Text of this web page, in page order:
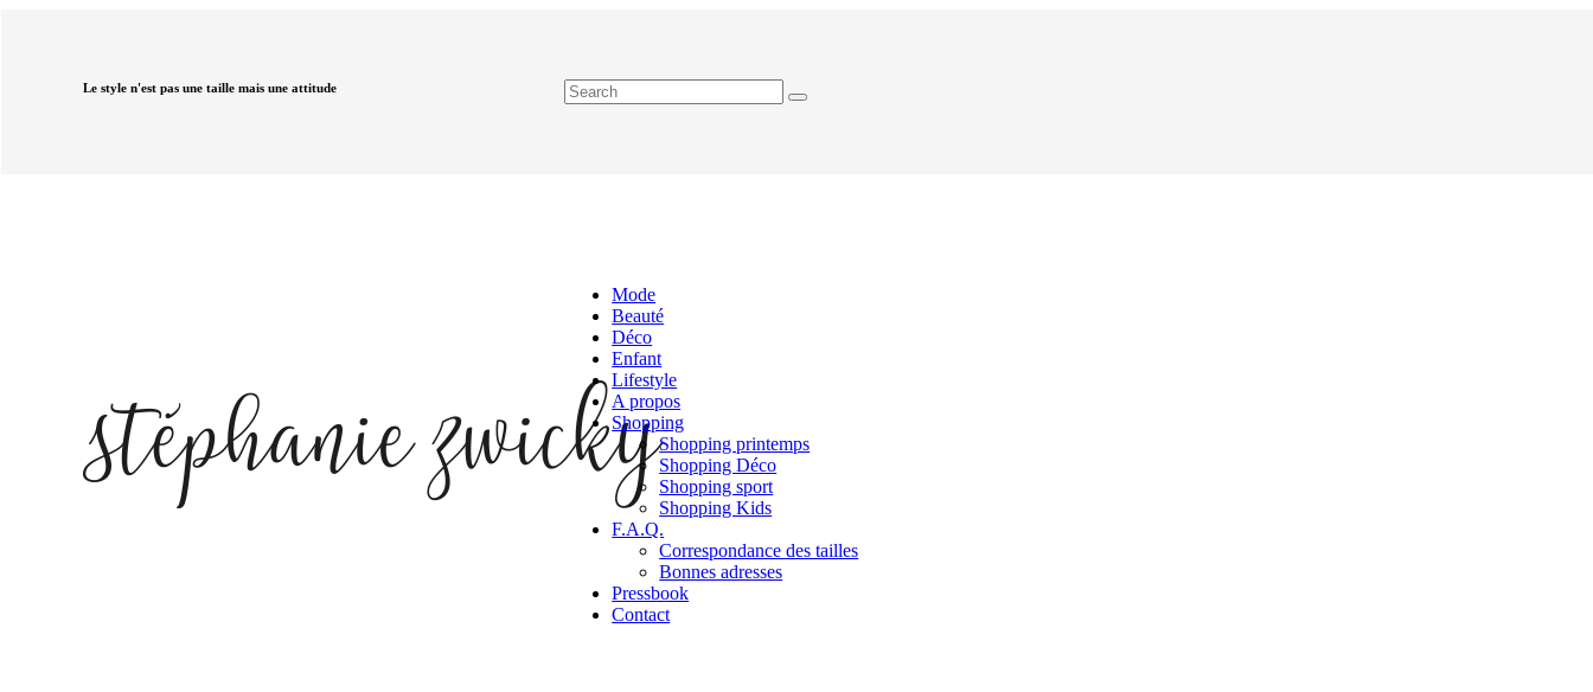
Le style n'est pas une taille mais une attitude
Mode
Beauté
Déco
Enfant
Lifestyle
A propos
Shopping
Shopping printemps
Shopping Déco
Shopping sport
Shopping Kids
F.A.Q.
Correspondance des tailles
Bonnes adresses
Pressbook
Contact